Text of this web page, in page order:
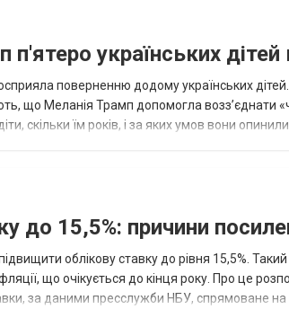
п'ятеро українських
поверненню додому українських
що Меланія Трамп допомогла возз’єднати
скільки їм років, і за яких умов вони
до 15,5%: причини
облікову ставку до рівня 15,5%.
що очікується до кінця року. Про це
за даними пресслужби НБУ, спрямоване